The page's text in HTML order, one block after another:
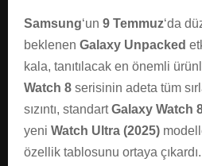
Samsung‘un 9 Temmuz‘da
beklenen Galaxy Unpacked
kala, tanıtılacak en önemli
Watch 8 serisinin adeta tüm
sızıntı, standartGalaxy Watch
yeni Watch Ultra (2025)
özellik tablosunu ortaya çıkardı.